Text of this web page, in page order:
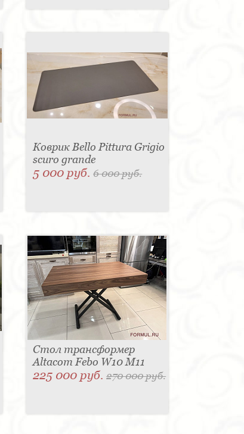
Коврик Bello Pittura Grigio
scuro grande
5 000 руб.6 000 руб.
Стол трансформер
Altacom Febo W10 M11
225 000 руб.270 000 руб.